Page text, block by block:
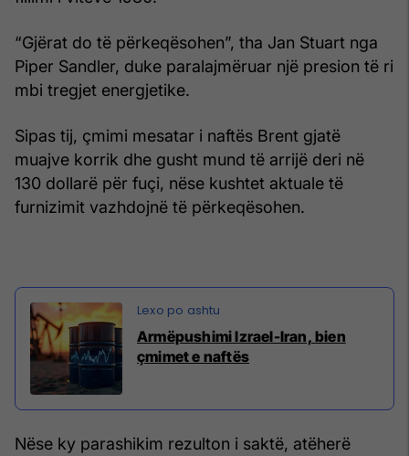
“Gjërat do të përkeqësohen”, tha Jan Stuart nga
Piper Sandler, duke paralajmëruar një presion të ri
mbi tregjet energjetike.
Sipas tij, çmimi mesatar i naftës Brent gjatë
muajve korrik dhe gusht mund të arrijë deri në
130 dollarë për fuçi, nëse kushtet aktuale të
furnizimit vazhdojnë të përkeqësohen.
Armëpushimi Izrael-Iran, bien
çmimet e naftës
Nëse ky parashikim rezulton i saktë, atëherë